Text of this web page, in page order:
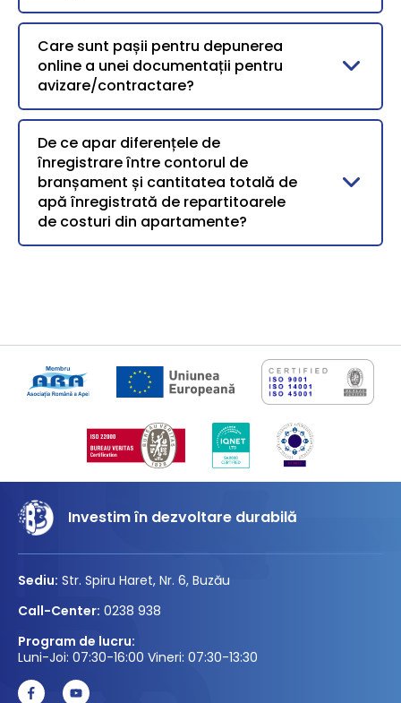
Care sunt pașii pentru depunerea
online a unei documentații pentru
avizare/contractare?
De ce apar diferențele de
înregistrare între contorul de
branșament și cantitatea totală de
apă înregistrată de repartitoarele
de costuri din apartamente?
Investim în dezvoltare durabilă
Sediu: Str. Spiru Haret, Nr. 6, Buzău
Call-Center: 0238 938
Program de lucru:
Luni-Joi: 07:30-16:00 Vineri: 07:30-13:30